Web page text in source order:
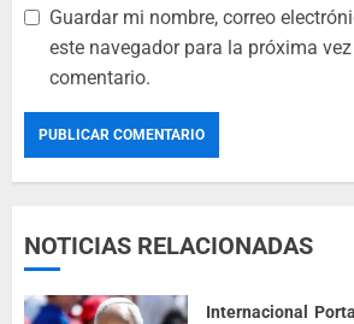
Guardar mi nombre, correo
este navegador para la próxima
comentario.
NOTICIAS RELACIONADAS
Internacional